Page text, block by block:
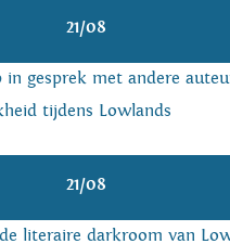
21/08
in gesprek met andere
tijdens Lowlands
21/08
literaire darkroom van